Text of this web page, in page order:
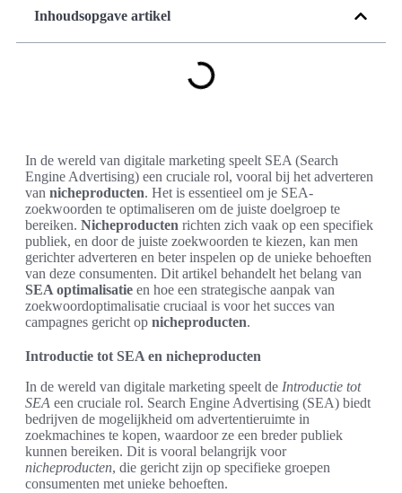
Inhoudsopgave artikel
In de wereld van digitale marketing speelt SEA (Search
Engine Advertising) een cruciale rol, vooral bij het adverteren
van nicheproducten. Het is essentieel om je SEA-
zoekwoorden te optimaliseren om de juiste doelgroep te
bereiken. Nicheproducten richten zich vaak op een specifiek
publiek, en door de juiste zoekwoorden te kiezen, kan men
gerichter adverteren en beter inspelen op de unieke behoeften
van deze consumenten. Dit artikel behandelt het belang van
SEA optimalisatie en hoe een strategische aanpak van
zoekwoordoptimalisatie cruciaal is voor het succes van
campagnes gericht op nicheproducten.
Introductie tot SEA en nicheproducten
In de wereld van digitale marketing speelt de Introductie tot
SEA een cruciale rol. Search Engine Advertising (SEA) biedt
bedrijven de mogelijkheid om advertentieruimte in
zoekmachines te kopen, waardoor ze een breder publiek
kunnen bereiken. Dit is vooral belangrijk voor
nicheproducten, die gericht zijn op specifieke groepen
consumenten met unieke behoeften.